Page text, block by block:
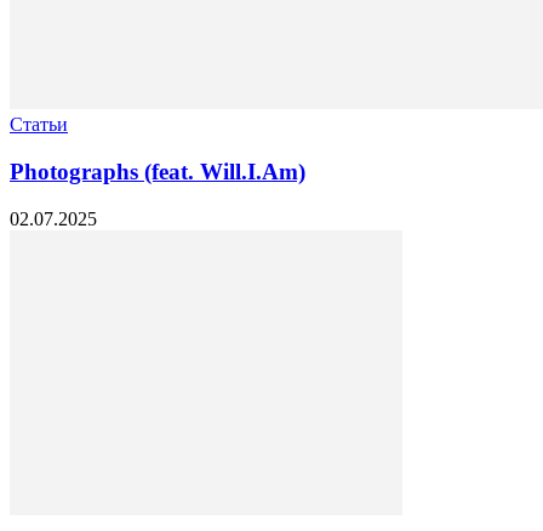
Статьи
Photographs (feat. Will.I.Am)
02.07.2025